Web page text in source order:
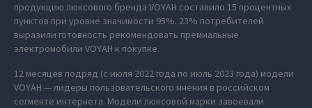
продукцию люксового бренда VOYAH составило 15 процентных
пунктов при уровне значимости 95%. 23% потребителей
выразили готовность рекомендовать премиальные
электромобили VOYAH к покупке.
12 месяцев подряд (с июля 2022 года по июль 2023 года) модели
VOYAH — лидеры пользовательского мнения в российском
сегменте интернета. Модели люксовой марки завоевали